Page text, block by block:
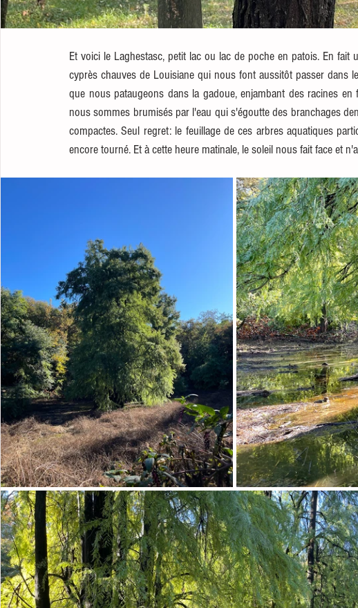
Et voici le Laghestasc, petit lac ou lac de poche en patois. En
cyprès chauves de Louisiane qui nous font aussitôt passer dans
que nous pataugeons dans la gadoue, enjambant des racines
nous sommes brumisés par l'eau qui s'égoutte des branchages
compactes. Seul regret: le feuillage de ces arbres aquatiques
encore tourné. Et à cette heure matinale, le soleil nous fait face et